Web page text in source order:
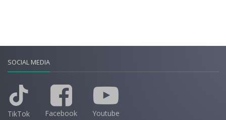
SOCIAL MEDIA
TikTok Facebook Youtube